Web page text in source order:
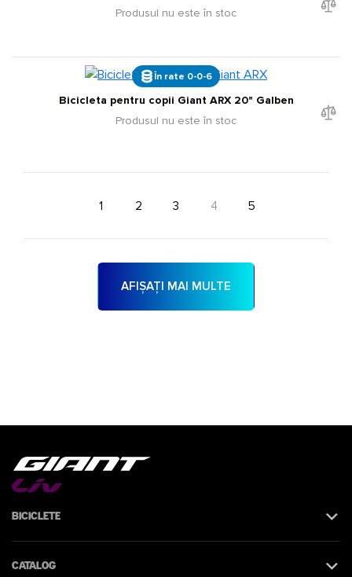
Produsul nu este în stoc
În rate 0-0-6
Bicicleta pentru copii Giant ARX 20" Galben
Produsul nu este în stoc
1 2 3 4 5
AFIȘAȚI MAI MULTE
Biciclete
Catalog